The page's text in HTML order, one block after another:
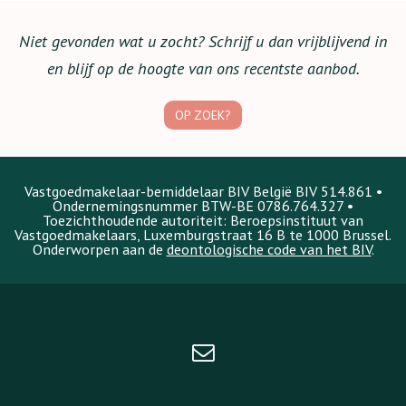
Niet gevonden wat u zocht? Schrijf u dan vrijblijvend in
en blijf op de hoogte van ons recentste aanbod.
OP ZOEK?
Vastgoedmakelaar-bemiddelaar BIV België BIV 514.861 •
Ondernemingsnummer BTW-BE 0786.764.327 •
Toezichthoudende autoriteit: Beroepsinstituut van
Vastgoedmakelaars, Luxemburgstraat 16 B te 1000 Brussel.
Onderworpen aan de deontologische code van het BIV.